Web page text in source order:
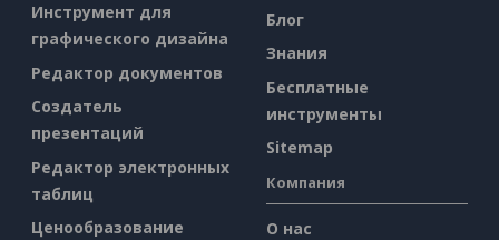
Инструмент для
графического дизайна
Редактор документов
Создатель
презентаций
Редактор электронных
таблиц
Ценообразование
Блог
Знания
Бесплатные
инструменты
Sitemap
Компания
О нас